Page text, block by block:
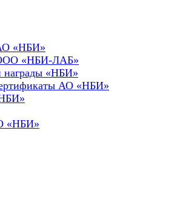
«НБИ»
«НБИ-ЛАБ»
награды «НБИ»
АО «НБИ»
«НБИ»